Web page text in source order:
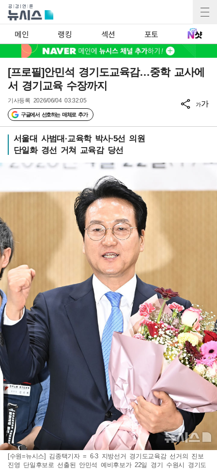
메인 랭킹 섹션 포토
[프로필]안민석 경기도교육감…중학 교사에
서 경기교육 수장까지
기사등록 2026/06/04 03:32:05
구글에서 선호하는 매체로 추가
가가
서울대 사범대·교육학 박사·5선 의원
단일화 경선 거쳐 교육감 당선
[수원=뉴시스] 김종택기자 = 6·3 지방선거 경기도교육감 선거의 진보
진영 단일후보로 선출된 안민석 예비후보가 22일 경기 수원시 경기도